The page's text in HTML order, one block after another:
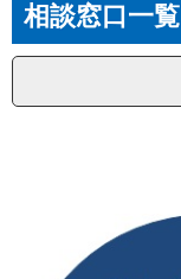
文相談窓口一覧